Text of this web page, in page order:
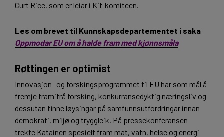
Curt Rice, som er leiar i Kif-komiteen.
Les om brevet til Kunnskapsdepartementet i saka
Oppmodar EU om å halde fram med kjønnsmåla
Røttingen er optimist
Innovasjon- og forskingsprogrammet til EU har som mål å
fremje framifrå forsking, konkurransedyktig næringsliv og
dessutan finne løysingar på samfunnsutfordringar innan
demokrati, miljø og tryggleik. På pressekonferansen
trekte Katainen spesielt fram mat, vatn, helse og energi